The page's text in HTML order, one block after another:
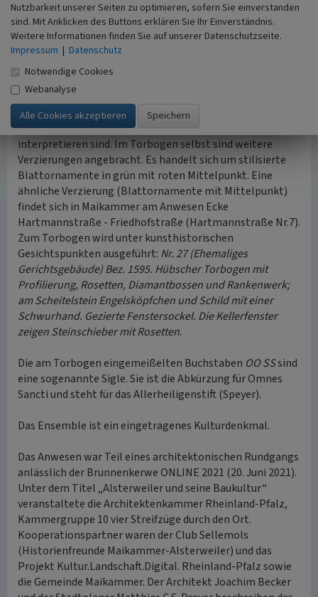
Das Wappen ruht auf der Stirn eines goldenen Kopfes mit
zwei Engelsflügeln. Ein ähnlicher Engelskopf findet sich
am Torbogen des Anwesens Marktstraße Nr.5 in
Maikammer, dem sogenannten
Eppig“
. Beiderseits des Wappens sind Zahlen angebracht,
auf der linken Seite 15 und auf der rechten Seite 95. Daraus
ergibt sich die Jahreszahl 1595. Beiderseits der Zahlen
sind Siglen aufgetragen, die zweifelsohne als OO SS zu
interpretieren sind. Im Torbogen selbst sind weitere
Verzierungen angebracht. Es handelt sich um stilisierte
Blattornamente in grün mit roten Mittelpunkt. Eine
ähnliche Verzierung (Blattornamente mit Mittelpunkt)
findet sich in Maikammer am Anwesen Ecke
Hartmannstraße - Friedhofstraße (Hartmannstraße Nr.7).
Zum Torbogen wird unter kunsthistorischen
Gesichtspunkten ausgeführt: Nr. 27 (Ehemaliges
Gerichtsgebäude) Bez. 1595. Hübscher Torbogen mit
Profilierung, Rosetten, Diamantbossen und Rankenwerk;
am Scheitelstein Engelsköpfchen und Schild mit einer
Schwurhand. Gezierte Fenstersockel. Die Kellerfenster
zeigen Steinschieber mit Rosetten.
Die am Torbogen eingemeißelten Buchstaben OO SSsind
eine sogenannte Sigle. Sie ist die Abkürzung für Omnes
Sancti und steht für das Allerheiligenstift (Speyer).
Das Ensemble ist ein eingetragenes Kulturdenkmal.
Das Anwesen war Teil eines architektonischen Rundgangs
anlässlich der Brunnenkerwe ONLINE 2021 (20. Juni 2021).
Unter dem Titel „Alsterweiler und seine Baukultur“
veranstaltete die Architektenkammer Rheinland-Pfalz,
Kammergruppe 10 vier Streifzüge durch den Ort.
Kooperationspartner waren der Club Sellemols
(Historienfreunde Maikammer-Alsterweiler) und das
Projekt Kultur.Landschaft.Digital. Rheinland-Pfalz sowie
die Gemeinde Maikammer. Der Architekt Joachim Becker
Nutzbarkeit unserer Seiten zu optimieren, sofern Sie einverstanden
sind. Mit Anklicken des Buttons erklären Sie Ihr Einverständnis.
Weitere Informationen finden Sie auf unserer Datenschutzseite.
Impressum | Datenschutz
Notwendige Cookies
Webanalyse